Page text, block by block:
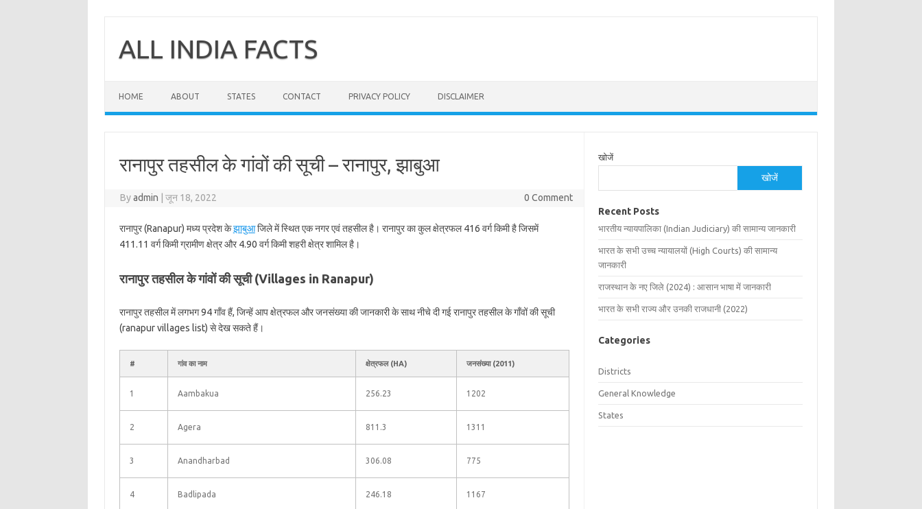
contentALL INDIA FACTS
HOME ABOUT STATES CONTACT PRIVACY POLICY DISCLAIMER
रानापुर तहसील के गांवों की सूची – रानापुर, झाबुआ
Byadmin जून 18, 2022 0 Comment
रानापुर (Ranapur) मध्य प्रदेश केझाबुआजिले में स्थित एक नगर एवं तहसील है। रानापुर का कुल क्षेत्रफल 416 वर्ग किमी है जिसमें
411.11 वर्ग किमी ग्रामीण क्षेत्र और 4.90 वर्ग किमी शहरी क्षेत्र शामिल है।
रानापुर तहसील के गांवों की सूची (Villages in Ranapur)
रानापुर तहसील में लगभग 94 गाँव हैं, जिन्हें आप क्षेत्रफल और जनसंख्या की जानकारी के साथ नीचे दी गई रानापुर तहसील के गाँवों की सूची
(ranapur villages list) से देख सकते हैं।
# गांव का नाम क्षेत्रफल (HA) जनसंख्या (2011)
1 Aambakua 256.23 1202
2 Agera 811.3 1311
3 Anandharbad 306.08 775
4 Badlipada 246.18 1167
खोजें
खोजें
Recent Posts
भारतीय न्यायपालिका (Indian Judiciary) की सामान्य जानकारी
भारत के सभी उच्च न्यायालयों (High Courts) की सामान्य
जानकारी
राजस्थान के नए जिले (2024) : आसान भाषा में जानकारी
भारत के सभी राज्य और उनकी राजधानी (2022)
Categories
Districts
General Knowledge
States